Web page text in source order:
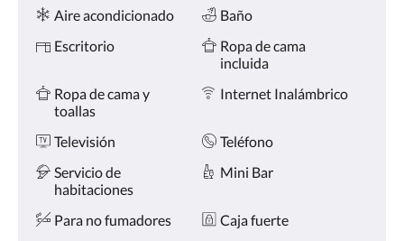
derecha,
pulse
botones
siguiente
anterior.
Comodidades
Aire acondicionado
Baño
Escritorio
Ropa de cama
incluida
Ropa de cama y
toallas
Internet Inalámbrico
Televisión
Teléfono
Servicio de
habitaciones
Mini Bar
Para no fumadores
Caja fuerte